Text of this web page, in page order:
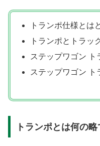
トランポ仕様とは
トランポとトラッ
ステップワゴン
ステップワゴン ト
トランポとは何の略